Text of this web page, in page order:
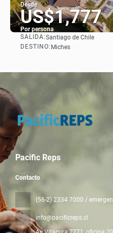
Desde
US$1,777
Por persona
SALIDA:Santiago de Chile
DESTINO: Miches
Pacific Reps
Contacto
(56-2) 2334 7000 /
info@pacificreps.cl